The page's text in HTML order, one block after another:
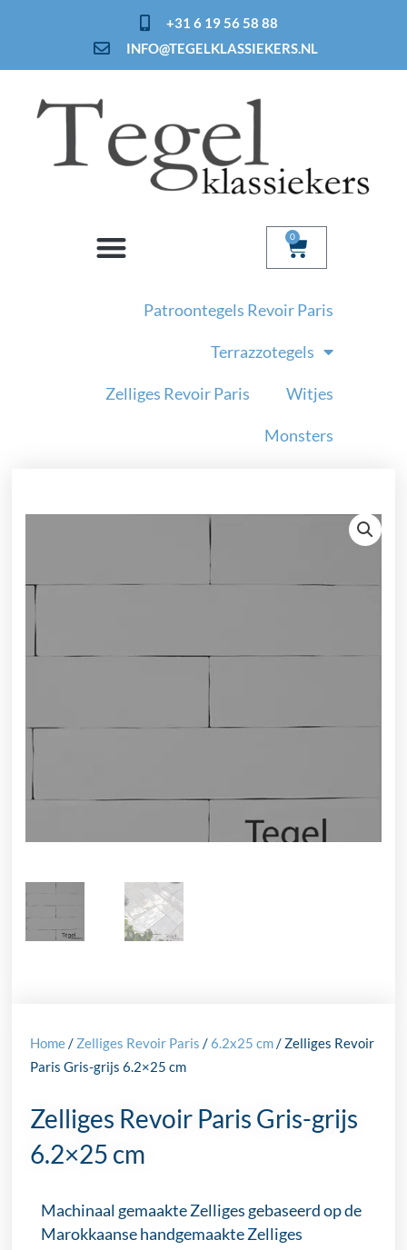
+31 6 19 56 58 88
INFO@TEGELKLASSIEKERS.NL
0
Patroontegels Revoir Paris
Terrazzotegels
Zelliges Revoir Paris Witjes
Monsters
Home / Zelliges Revoir Paris /6.2x25 cm / Zelliges Revoir
Paris Gris-grijs 6.2×25 cm
Zelliges Revoir Paris Gris-grijs
6.2×25 cm
Machinaal gemaakte Zelliges gebaseerd op de
Marokkaanse handgemaakte Zelliges